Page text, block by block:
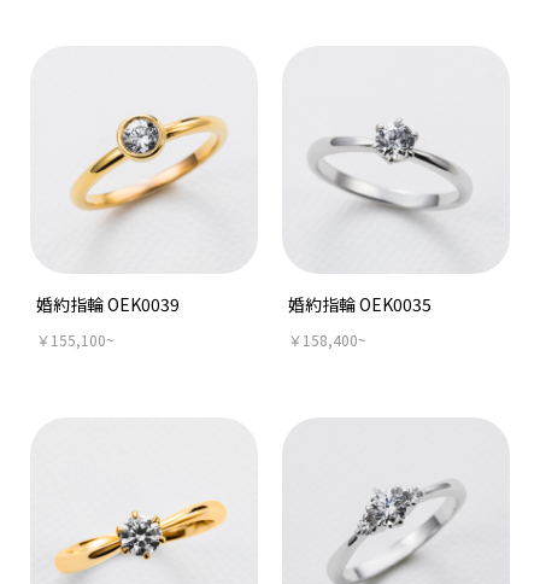
婚約指輪 OEK0039
￥155,100~
婚約指輪 OEK0035
￥158,400~